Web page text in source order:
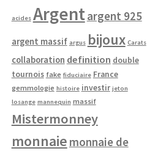
acides Argentargent 925
argent massif argus bijoux Carats
collaboration definition double
tournois fake fiduciaire France
gemmologie histoire investir jeton
losange mannequin massif
Mistermonney
monnaie monnaie de